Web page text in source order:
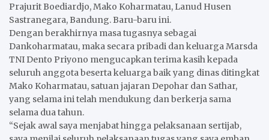
Prajurit Boediardjo, Mako Koharmatau, Lanud Husen
Sastranegara, Bandung. Baru-baru ini.
Dengan berakhirnya masa tugasnya sebagai
Dankoharmatau, maka secara pribadi dan keluarga Marsda
TNI Dento Priyono mengucapkan terima kasih kepada
seluruh anggota beserta keluarga baik yang dinas ditingkat
Mako Koharmatau, satuan jajaran Depohar dan Sathar,
yang selama ini telah mendukung dan berkerja sama
selama dua tahun.
“Sejak awal saya menjabat hingga pelaksanaan sertijab,